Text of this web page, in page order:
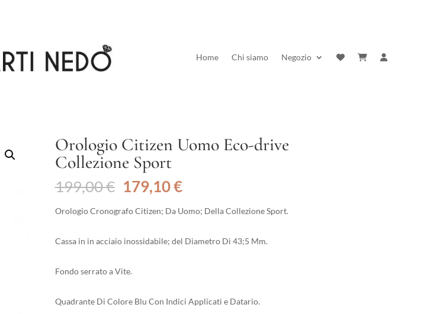
Home Chi siamo Negozio
Orologio Citizen Uomo Eco-drive
Collezione Sport
199,00€ Il
prezzo
originale
199,00 €.
179,10€Il
attuale
179,10 €.
Orologio Cronografo Citizen; Da Uomo; Della Collezione Sport.
Cassa in in acciaio inossidabile; del Diametro Di 43;5 Mm.
Fondo serrato a Vite.
Quadrante Di Colore Blu Con Indici Applicati e Datario.